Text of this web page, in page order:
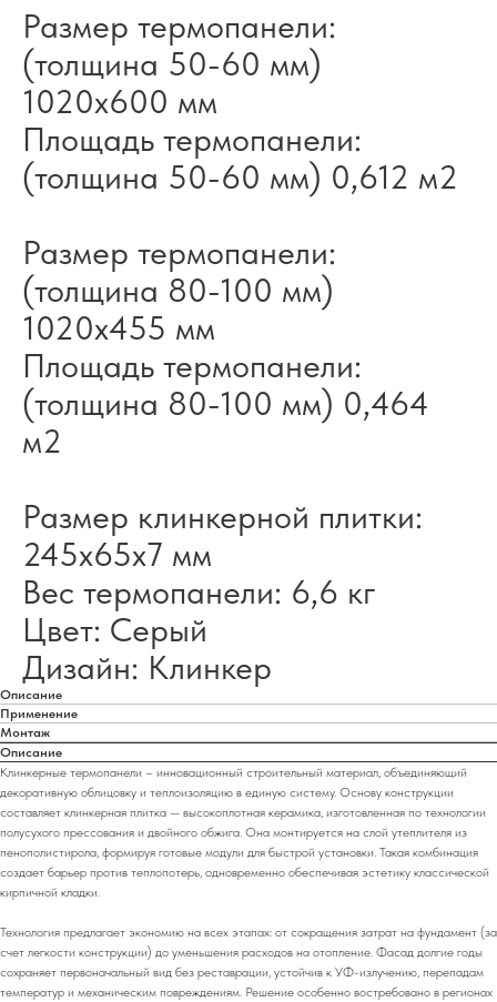
Размер термопанели:
(толщина 50-60 мм)
1020x600 мм
Площадь термопанели:
(толщина 50-60 мм) 0,612 м2
Размер термопанели:
(толщина 80-100 мм)
1020x455 мм
Площадь термопанели:
(толщина 80-100 мм) 0,464
м2
Размер клинкерной плитки:
245х65х7 мм
Вес термопанели: 6,6 кг
Цвет: Серый
Дизайн: Клинкер
Описание
Применение
Монтаж
Описание
Клинкерные термопанели – инновационный строительный материал, объединяющий
декоративную облицовку и теплоизоляцию в единую систему. Основу конструкции
составляет клинкерная плитка — высокоплотная керамика, изготовленная по технологии
полусухого прессования и двойного обжига. Она монтируется на слой утеплителя из
пенополистирола, формируя готовые модули для быстрой установки. Такая комбинация
создает барьер против теплопотерь, одновременно обеспечивая эстетику классической
кирпичной кладки.
Технология предлагает экономию на всех этапах: от сокращения затрат на фундамент (за
счет легкости конструкции) до уменьшения расходов на отопление. Фасад долгие годы
сохраняет первоначальный вид без реставрации, устойчив к УФ-излучению, перепадам
температур и механическим повреждениям. Решение особенно востребовано в регионах